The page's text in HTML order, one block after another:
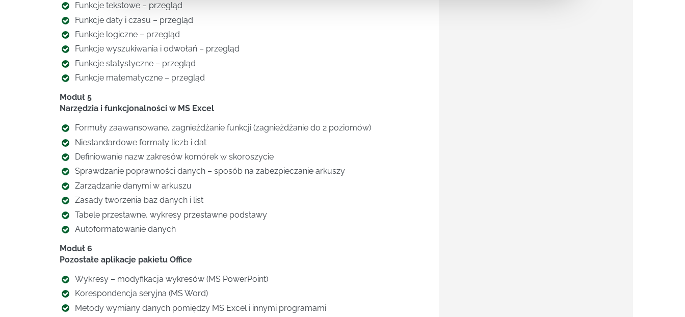
Funkcje tekstowe – przegląd
Funkcje daty i czasu – przegląd
Funkcje logiczne – przegląd
Funkcje wyszukiwania i odwołań – przegląd
Funkcje statystyczne – przegląd
Funkcje matematyczne – przegląd
Moduł 5
Narzędzia i funkcjonalności w MS Excel
Formuły zaawansowane, zagnieżdżanie funkcji (zagnieżdżanie do 2 poziomów)
Niestandardowe formaty liczb i dat
Definiowanie nazw zakresów komórek w skoroszycie
Sprawdzanie poprawności danych – sposób na zabezpieczanie arkuszy
Zarządzanie danymi w arkuszu
Zasady tworzenia baz danych i list
Tabele przestawne, wykresy przestawne podstawy
Autoformatowanie danych
Moduł 6
Pozostałe aplikacje pakietu Office
Wykresy – modyfikacja wykresów (MS PowerPoint)
Korespondencja seryjna (MS Word)
Metody wymiany danych pomiędzy MS Excel i innymi programami